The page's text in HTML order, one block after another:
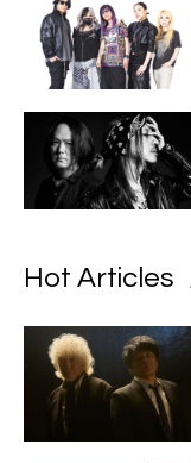
Hot Articles